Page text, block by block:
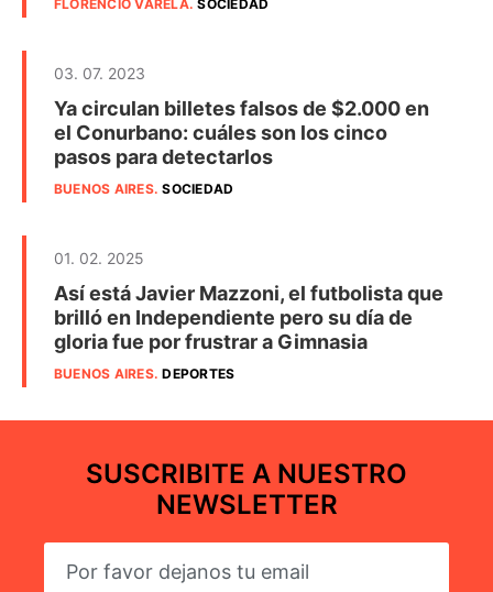
FLORENCIO VARELA.SOCIEDAD
03. 07. 2023
Ya circulan billetes falsos de $2.000 en
el Conurbano: cuáles son los cinco
pasos para detectarlos
BUENOS AIRES.SOCIEDAD
01. 02. 2025
Así está Javier Mazzoni, el futbolista que
brilló en Independiente pero su día de
gloria fue por frustrar a Gimnasia
BUENOS AIRES.DEPORTES
SUSCRIBITE A NUESTRO
NEWSLETTER